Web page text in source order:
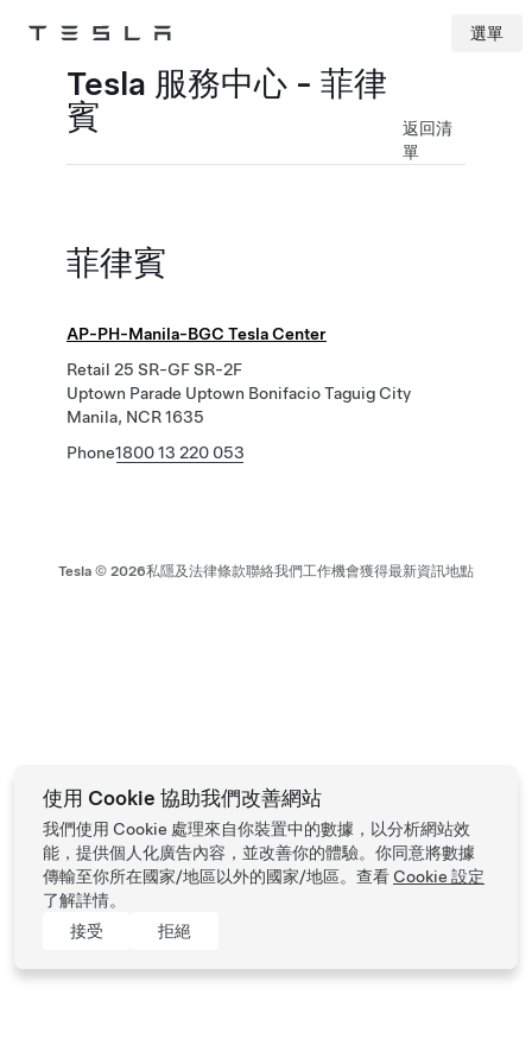
Tesla 選單
Tesla 服務中心 - 菲律
賓
返回清
單
菲律賓
AP-PH-Manila-BGC Tesla Center
Retail 25 SR-GF SR-2F
Uptown Parade Uptown Bonifacio Taguig City
Manila, NCR 1635
Phone1800 13 220 053
Tesla © 2026私隱及法律條款聯絡我們工作機會獲得最新資訊地點
使用 Cookie 協助我們改善網站
我們使用 Cookie 處理來自你裝置中的數據，以分析網站效
能，提供個人化廣告內容，並改善你的體驗。你同意將數據
傳輸至你所在國家/地區以外的國家/地區。查看 Cookie 設定
了解詳情。
接受
拒絕